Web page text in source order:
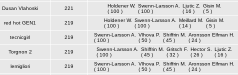
Dusan Vlahoski 221
Holdener W.
( 100 )
Swenn-Larsson A.
( 100 )
Ljutic Z.
( 16 )
Gisin M.
( 5 )
red hot GEN1 219
Holdener W.
( 100 )
Swenn-Larsson A.
( 100 )
Meillard M.
( 14 )
Gisin M.
( 5 )
tecnicgirl 219
Swenn-Larsson A.
( 100 )
Vlhova P.
( 50 )
Shiffrin M.
( 45 )
Aronsson Elfman H.
( 24 )
Torgnon 2 219
Swenn-Larsson A.
( 100 )
Shiffrin M.
( 45 )
Gritsch F.
( 32 )
Hector S.
( 26 )
Ljutic Z.
( 16 )
lemigliori 219
Swenn-Larsson A.
( 100 )
Vlhova P.
( 50 )
Shiffrin M.
( 45 )
Aronsson Elfman H.
( 24 )